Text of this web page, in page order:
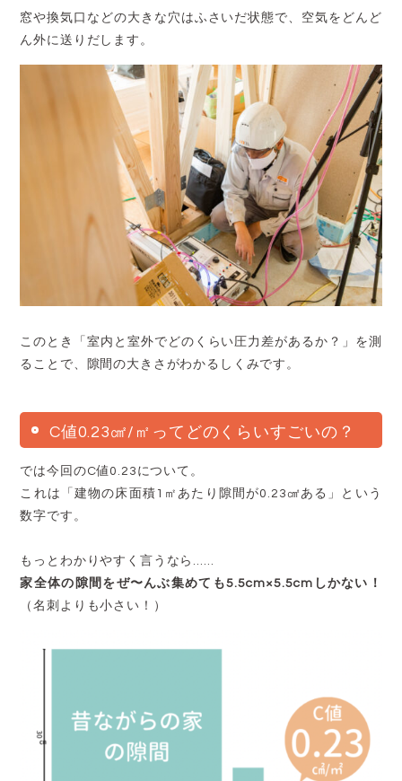
窓や換気口などの大きな穴はふさいだ状態で、空気をどんど
ん外に送りだします。
このとき「室内と室外でどのくらい圧力差があるか？」を測
ることで、隙間の大きさがわかるしくみです。
C値0.23㎠/㎡ってどのくらいすごいの？
では今回のC値0.23について。
これは「建物の床面積1㎡あたり隙間が0.23㎠ある」という
数字です。
もっとわかりやすく言うなら……
家全体の隙間をぜ〜んぶ集めても5.5cm×5.5cmしかない！
（名刺よりも小さい！）